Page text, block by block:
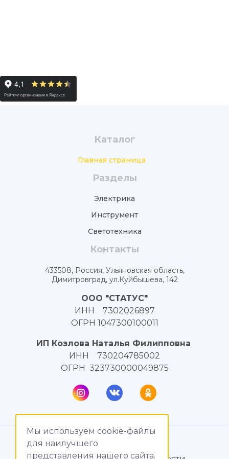
Мы используем cookie-файлы
для наилучшего
представления нашего сайта.
Каталог
Главная страница
Разделы
Электрика
Инструмент
Светотехника
Контакты
433508, Россия, Ульяновская область,
Димитровград, ул.Куйбышева, 142
ООО "СТАТУС"
ИНН 7302026897
ОГРН 1047300100011
ИП Козлова Наталья Филипповна
ИНН 730204785002
ОГРН 323730000049875
© МагияТока, 2015 – 2026